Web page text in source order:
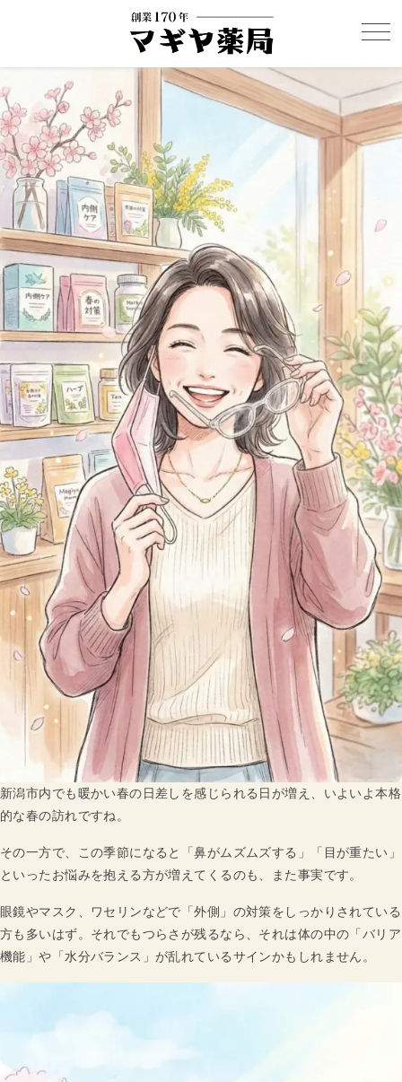
新潟市内でも暖かい春の日差しを感じられる日が増え、いよいよ本格
的な春の訪れですね。
その一方で、この季節になると「鼻がムズムズする」「目が重たい」
といったお悩みを抱える方が増えてくるのも、また事実です。
眼鏡やマスク、ワセリンなどで「外側」の対策をしっかりされている
方も多いはず。それでもつらさが残るなら、それは体の中の「バリア
機能」や「水分バランス」が乱れているサインかもしれません。